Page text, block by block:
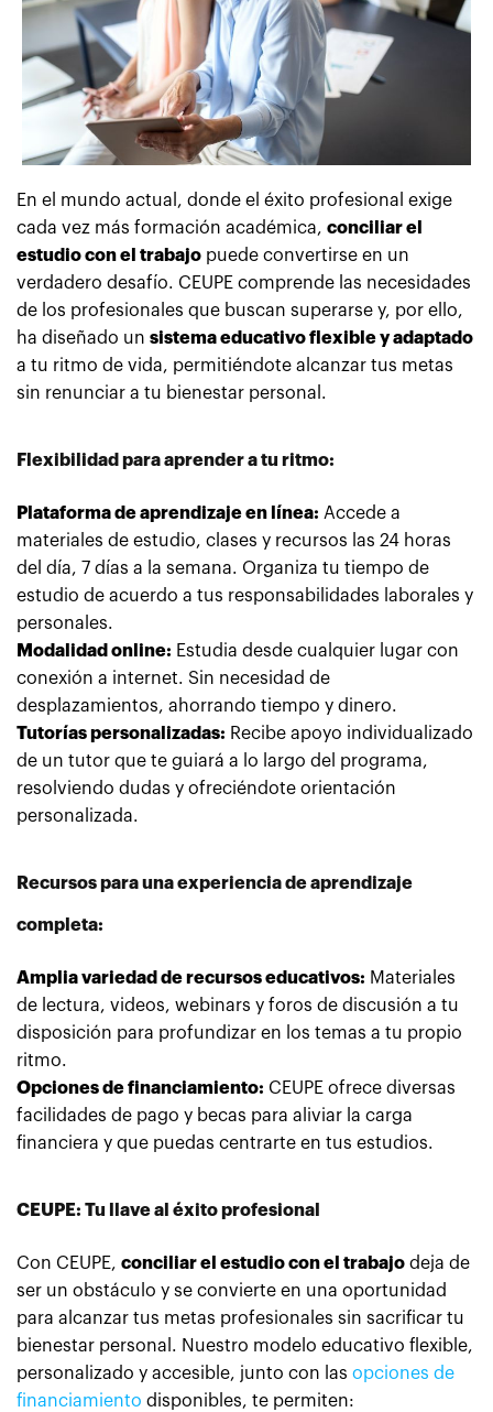
En el mundo actual, donde el éxito profesional exige
cada vez más formación académica, conciliar el
estudio con el trabajo puede convertirse en un
verdadero desafío. CEUPE comprende las necesidades
de los profesionales que buscan superarse y, por ello,
ha diseñado un sistema educativo flexible y adaptado
a tu ritmo de vida, permitiéndote alcanzar tus metas
sin renunciar a tu bienestar personal.
Flexibilidad para aprender a tu ritmo:
Plataforma de aprendizaje en línea: Accede a
materiales de estudio, clases y recursos las 24 horas
del día, 7 días a la semana. Organiza tu tiempo de
estudio de acuerdo a tus responsabilidades laborales y
personales.
Modalidad online: Estudia desde cualquier lugar con
conexión a internet. Sin necesidad de
desplazamientos, ahorrando tiempo y dinero.
Tutorías personalizadas: Recibe apoyo individualizado
de un tutor que te guiará a lo largo del programa,
resolviendo dudas y ofreciéndote orientación
personalizada.
Recursos para una experiencia de aprendizaje
completa:
Amplia variedad de recursos educativos: Materiales
de lectura, videos, webinars y foros de discusión a tu
disposición para profundizar en los temas a tu propio
ritmo.
Opciones de financiamiento: CEUPE ofrece diversas
facilidades de pago y becas para aliviar la carga
financiera y que puedas centrarte en tus estudios.
CEUPE: Tu llave al éxito profesional
Con CEUPE, conciliar el estudio con el trabajo deja de
ser un obstáculo y se convierte en una oportunidad
para alcanzar tus metas profesionales sin sacrificar tu
bienestar personal. Nuestro modelo educativo flexible,
personalizado y accesible, junto con las opciones de
financiamiento disponibles, te permiten: